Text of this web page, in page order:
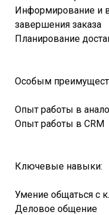
Информирование и
завершения заказа
Планирование
Особым
Опыт работы в
Опыт работы в CRM
Ключевые навыки:
Умение общаться с
Деловое общение